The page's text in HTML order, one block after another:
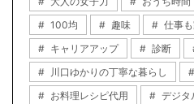
100均
趣味 仕事
キャリアアップ
診断
川口ゆかりの丁寧な暮らし
お料理レシピ代用
デジタ